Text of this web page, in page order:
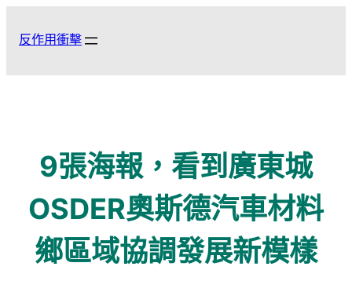
反作用衝擊
9張海報，看到廣東城
OSDER奧斯德汽車材料
鄉區域協調發展新模樣